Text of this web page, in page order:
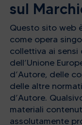
sul
Questo sito web
come opera
collettiva ai sensi
dell’Unione
d’Autore, delle
delle altre
d’Autore.
materiali
assolutamente